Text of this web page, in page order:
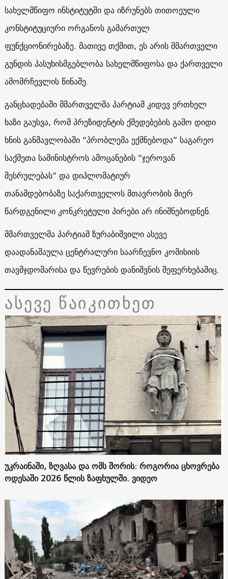
სახელმწიფო ინსტიტუტში და იზრუნებს თითოეული
კონსტიტუციური ორგანოს გამართულ
ფუნქციონირებაზე. მათივე თქმით, ეს არის მმართველი
გუნდის პასუხისმგებლობა სახელმწიფოსა და ქართველი
ამომრჩევლის წინაშე.
განცხადებაში მმართველმა პარტიამ კიდევ ერთხელ
ხაზი გაუსვა, რომ პრეზიდენტის ქმედებების გამო დიდი
ხნის განმავლობაში “პრობლემა ექმნებოდა” საგარეო
საქმეთა სამინისტროს ამოცანების “ჯეროვან
შესრულებას” და დიპლომატიურ
თანამდებობაზე საქართველოს მთავრობის მიერ
წარდგენილი კონკრეტული პირები არ ინიშნებოდნენ.
მმართველმა პარტიამ ზურაბიშვილი ასევე
დაადანაშაულა ცენტრალური საარჩევნო კომისიის
თავმჯდომარისა და წევრების დანიშვნის შეფერხებაშიც.
ასევე წაიკითხეთ
უკრაინაში, ზღვასა და ომს შორის: როგორია ცხოვრება
ოდესაში 2026 წლის ზაფხულში. ვიდეო